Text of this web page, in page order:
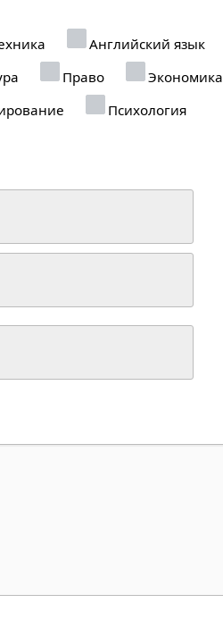
Английский язык
Право Экономика
Психология